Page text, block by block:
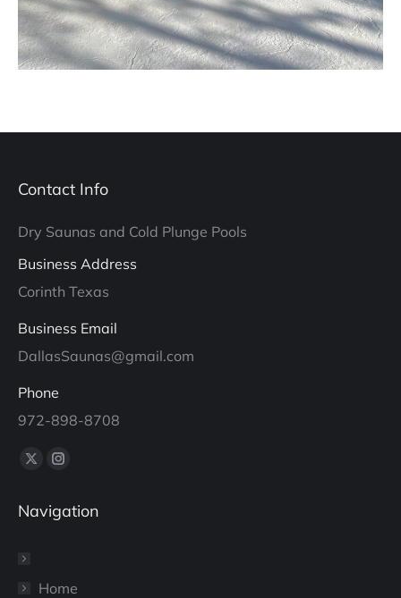
Contact Info
Dry Saunas and Cold Plunge Pools
Business Address
Corinth Texas
Business Email
DallasSaunas@gmail.com
Phone
972-898-8708
Find us on:
X
opens
window
Instagram
opens
window
Navigation
Home